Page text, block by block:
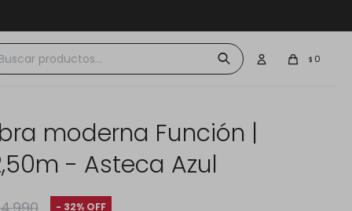
$ 0
moderna Función |
- Asteca Azul
4.990 32